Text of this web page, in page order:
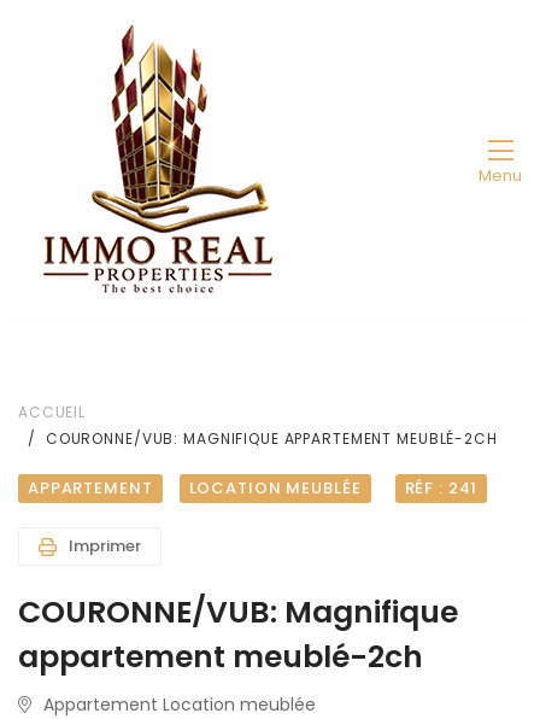
Menu
ACCUEIL
COURONNE/VUB: MAGNIFIQUE APPARTEMENT MEUBLÉ-2CH
APPARTEMENT LOCATION MEUBLÉE RÉF : 241
Imprimer
COURONNE/VUB: Magnifique
appartement meublé-2ch
Appartement Location meublée